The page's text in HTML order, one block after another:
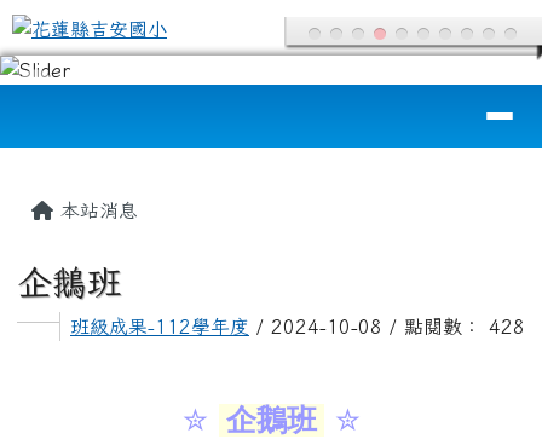
跳至主內容區
花蓮縣吉安國小
本站消息
企鵝班
班級成果-112學年度 / 2024-10-08 / 點閱數： 428
✮ 企鵝班 ✮